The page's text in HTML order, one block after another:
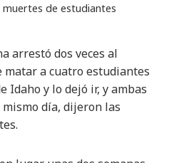
de estudiantes
arrestó dos veces al
matar a cuatro estudiantes
Idaho y lo dejó ir, y ambas
día, dijeron las